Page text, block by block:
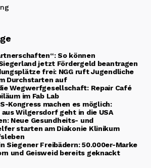
So können
jetzt Fördergeld beantragen
frei: NGG ruft Jugendliche
Durchstarten auf
Wegwerfgesellschaft: Repair Café
im Fab Lab
Kongress machen es möglich:
Wilgersdorf geht in die USA
Neue Gesundheits- und
starten am Diakonie Klinikum
Siegener Freibädern: 50.000er-Marke
und Geisweid bereits geknackt